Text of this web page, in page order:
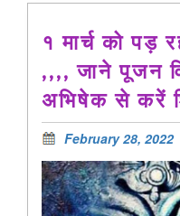
१ मार्च को पड़
,,,, जाने पूजन
अभिषेक से करें
February 28, 2022